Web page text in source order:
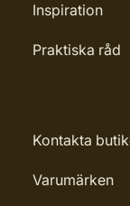
Inspiration
Praktiska råd
Kontakta
Varumärken